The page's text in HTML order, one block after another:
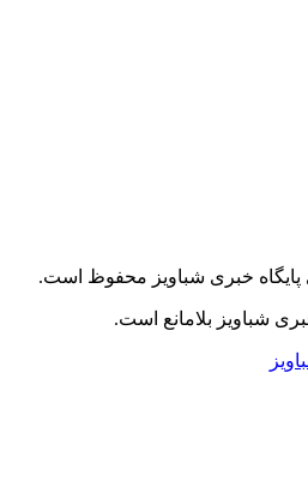
خبری شباویز محفوظ است.
شباویز بلامانع است.